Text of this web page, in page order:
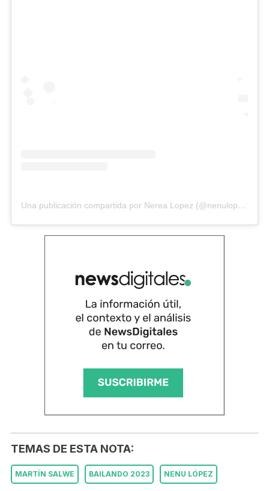
Una publicación compartida por Nerea Lopez (@nenulopezz)
TEMAS DE ESTA NOTA:
MARTÍN SALWE BAILANDO 2023 NENU LÓPEZ